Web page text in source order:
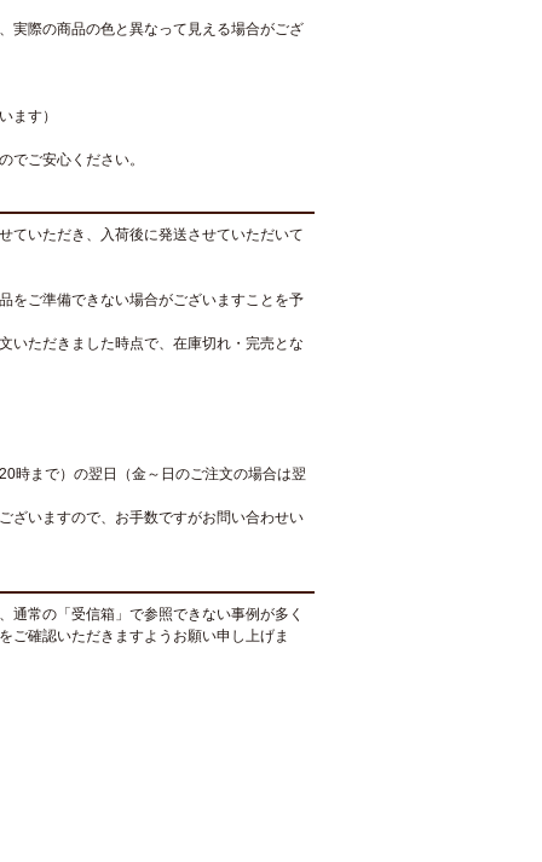
実際の商品の色と異なって見える場合がござ
ます）
ご安心ください。
ていただき、入荷後に発送させていただいて
をご準備できない場合がございますことを予
いただきました時点で、在庫切れ・完売とな
時まで）の翌日（金～日のご注文の場合は翌
ざいますので、お手数ですがお問い合わせい
通常の「受信箱」で参照できない事例が多く
ご確認いただきますようお願い申し上げま